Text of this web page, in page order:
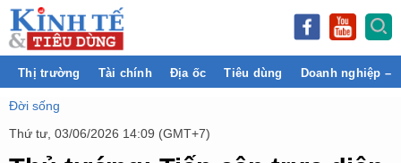
Thị trường Tài chính Địa ốc Tiêu dùng Doanh nghiệp –
Đời sống
Thứ tư, 03/06/2026 14:09 (GMT+7)